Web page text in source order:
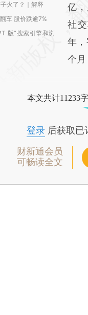
火了？｜解释
车 股价跌逾7%
版”搜索引擎和浏
亿
社
年
个月
本文共计11233
登录后获取已
财新通会员
可畅读全文